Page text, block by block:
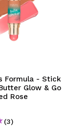
Formula - Stick
Glow & Go
Rose
(3)